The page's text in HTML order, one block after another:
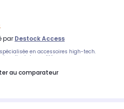
par Destock Access
en accessoires high-tech.
client de qualité.
au comparateur